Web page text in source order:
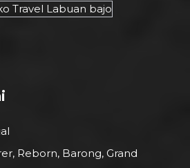
Reborn, Barong, Grand